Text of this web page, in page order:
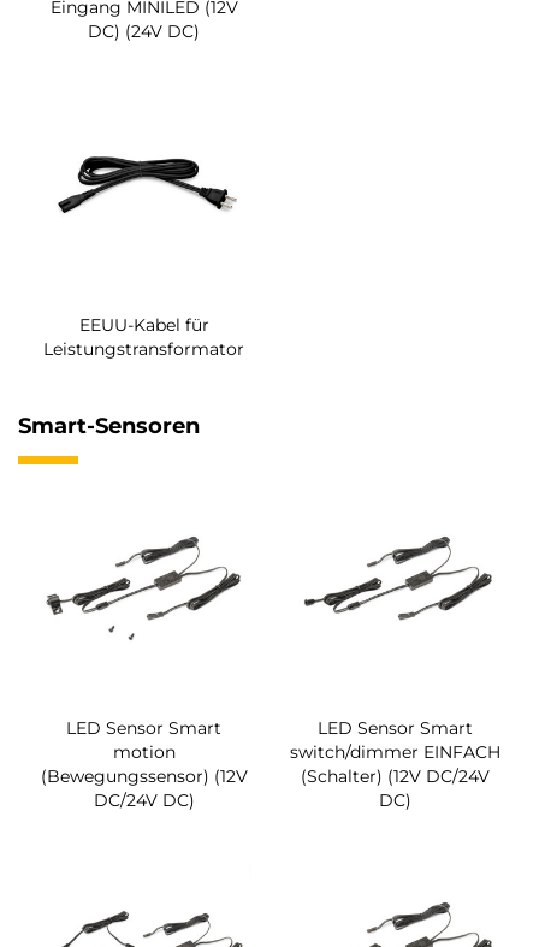
Eingang MINILED (12V
DC) (24V DC)
EEUU-Kabel für
Leistungstransformator
Smart-Sensoren
LED Sensor Smart
motion
(Bewegungssensor) (12V
DC/24V DC)
LED Sensor Smart
switch/dimmer EINFACH
(Schalter) (12V DC/24V
DC)